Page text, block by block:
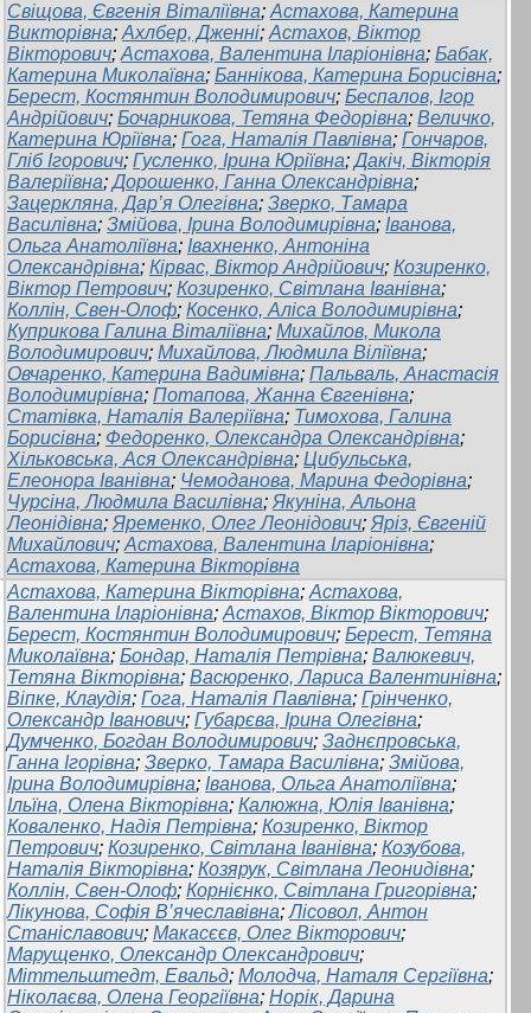
Свіщова, Євгенія Віталіївна; Астахова, Катерина
Викторівна; Ахлбер, Дженні; Астахов, Віктор
Вікторович; Астахова, Валентина Іларіонівна; Бабак,
Катерина Миколаївна; Баннікова, Катерина Борисівна;
Берест, Костянтин Володимирович; Беспалов, Ігор
Андрійович; Бочарникова, Тетяна Федорівна; Величко,
Катерина Юріївна; Гога, Наталія Павлівна; Гончаров,
Гліб Ігорович; Гусленко, Ірина Юріївна;Дакіч, Вікторія
Валеріївна;Дорошенко, Ганна Олександрівна;
Зацеркляна, Дар’я Олегівна; Зверко, Тамара
Василівна; Змійова, Ірина Володимирівна; Іванова,
Ольга Анатоліївна; Івахненко, Антоніна
Олександрівна; Кірвас, Віктор Андрійович; Козиренко,
Віктор Петрович; Козиренко, Світлана Іванівна;
Коллін, Свен-Олоф; Косенко, Аліса Володимирівна;
Куприкова Галина Віталіївна; Михайлов, Микола
Володимирович; Михайлова, Людмила Віліївна;
Овчаренко, Катерина Вадимівна; Пальваль, Анастасія
Володимирівна; Потапова, Жанна Євгенівна;
Статівка, Наталія Валеріївна; Тимохова, Галина
Борисівна; Федоренко, Олександра Олександрівна;
Хільковська, Ася Олександрівна; Цибульська,
Елеонора Іванівна; Чемоданова, Марина Федорівна;
Чурсіна, Людмила Василівна; Якуніна, Альона
Леонідівна; Яременко, Олег Леонідович; Яріз, Євгеній
Михайлович; Астахова, Валентина Іларіонівна;
Астахова, Катерина Вікторівна
Астахова, Катерина Вікторівна; Астахова,
Валентина Іларіонівна; Астахов, Віктор Вікторович;
Берест, Костянтин Володимирович; Берест, Тетяна
Миколаївна; Бондар, Наталія Петрівна; Валюкевич,
Тетяна Вікторівна; Васюренко, Лариса Валентинівна;
Віпке, Клаудія; Гога, Наталія Павлівна; Грінченко,
Олександр Іванович; Губарєва, Ірина Олегівна;
Думченко, Богдан Володимирович; Заднєпровська,
Ганна Ігорівна; Зверко, Тамара Василівна; Змійова,
Ірина Володимирівна; Іванова, Ольга Анатоліївна;
Ільїна, Олена Вікторівна; Калюжна, Юлія Іванівна;
Коваленко, Надія Петрівна; Козиренко, Віктор
Петрович; Козиренко, Світлана Іванівна; Козубова,
Наталія Вікторівна; Козярук, Світлана Леонидівна;
Коллін, Свен-Олоф; Корнієнко, Світлана Григорівна;
Лікунова, Софія В’ячеславівна;Лісовол, Антон
Станіславович; Макасєєв, Олег Вікторович;
Марущенко, Олександр Олександрович;
Міттельштедт, Евальд; Молодча, Наталя Сергіївна;
Ніколаєва, Олена Георгіївна; Норік, Дарина